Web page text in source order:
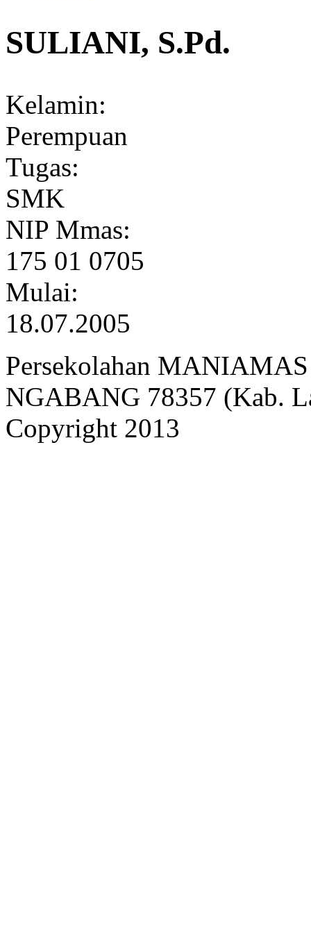
SULIANI, S.Pd.
Kelamin:
Perempuan
Tugas:
SMK
NIP Mmas:
175 01 0705
Mulai:
18.07.2005
Persekolahan
NGABANG 78357 (Kab.
Copyright 2013